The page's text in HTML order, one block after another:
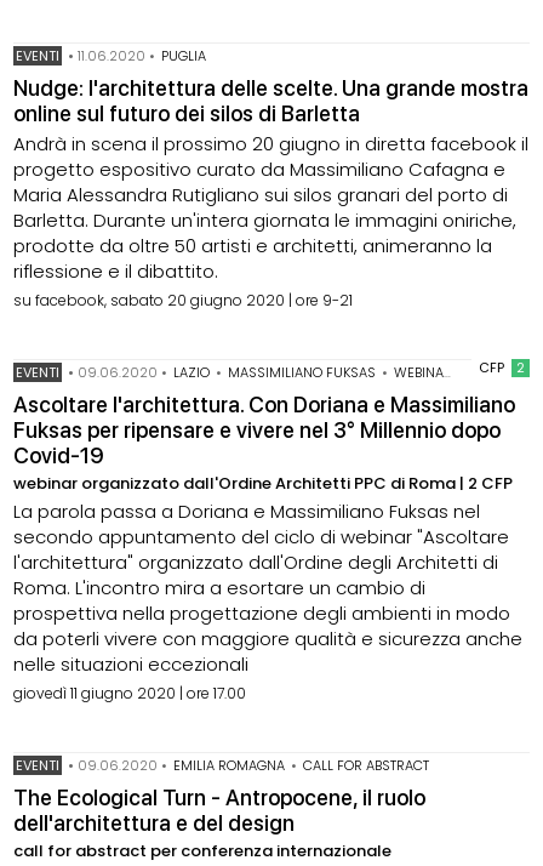
EVENTI •11.06.2020 • PUGLIA
Nudge: l'architettura delle scelte. Una grande mostra
online sul futuro dei silos di Barletta
Andrà in scena il prossimo 20 giugno in diretta facebook il
progetto espositivo curato da Massimiliano Cafagna e
Maria Alessandra Rutigliano sui silos granari del porto di
Barletta. Durante un'intera giornata le immagini oniriche,
prodotte da oltre 50 artisti e architetti, animeranno la
riflessione e il dibattito.
su facebook, sabato 20 giugno 2020 | ore 9-21
CFP 2
EVENTI • 09.06.2020 • LAZIO • MASSIMILIANO FUKSAS • WEBINAR PER PROGETTISTI
Ascoltare l'architettura. Con Doriana e Massimiliano
Fuksas per ripensare e vivere nel 3° Millennio dopo
Covid-19
webinar organizzato dall'Ordine Architetti PPC di Roma | 2 CFP
La parola passa a Doriana e Massimiliano Fuksas nel
secondo appuntamento del ciclo di webinar "Ascoltare
l'architettura" organizzato dall'Ordine degli Architetti di
Roma. L'incontro mira a esortare un cambio di
prospettiva nella progettazione degli ambienti in modo
da poterli vivere con maggiore qualità e sicurezza anche
nelle situazioni eccezionali
giovedì 11 giugno 2020 | ore 17.00
EVENTI • 09.06.2020 • EMILIA ROMAGNA • CALL FOR ABSTRACT
The Ecological Turn - Antropocene, il ruolo
dell'architettura e del design
call for abstract per conferenza internazionale